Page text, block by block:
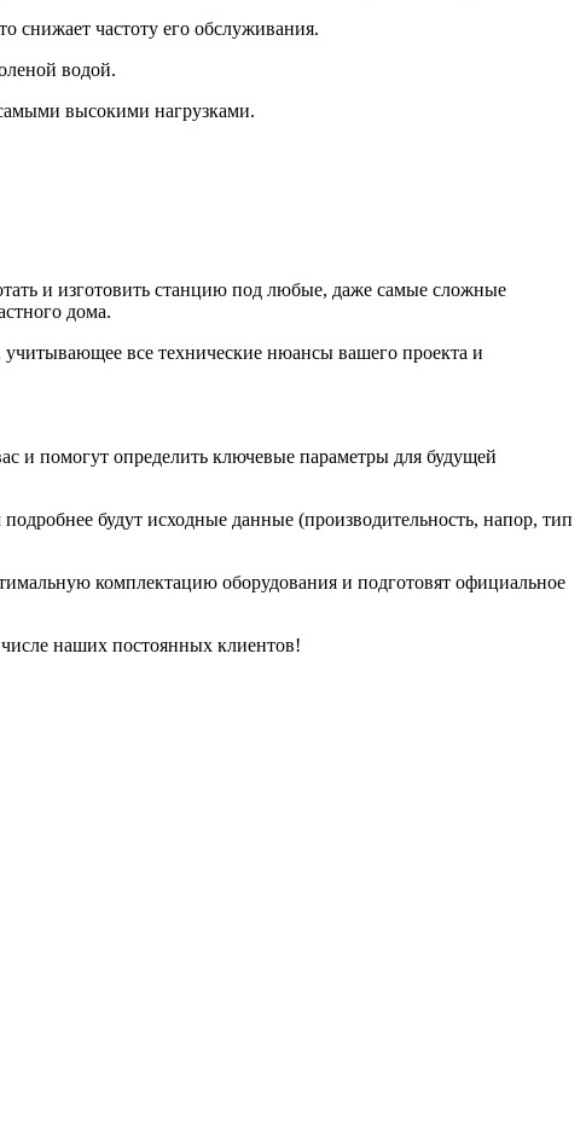
снижает частоту его обслуживания.
водой.
высокими нагрузками.
и изготовить станцию под любые, даже самые сложные
дома.
все технические нюансы вашего проекта и
и помогут определить ключевые параметры для будущей
будут исходные данные (производительность, напор, тип
комплектацию оборудования и подготовят официальное
наших постоянных клиентов!